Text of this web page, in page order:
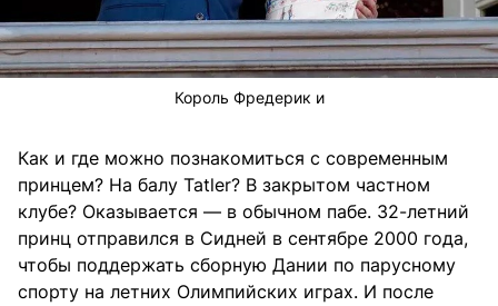
Король Фредерик и
Как и где можно познакомиться с современным
принцем? На балу Tatler? В закрытом частном
клубе? Оказывается — в обычном пабе. 32-летний
принц отправился в Сидней в сентябре 2000 года,
чтобы поддержать сборную Дании по парусному
спорту на летних Олимпийских играх. И после